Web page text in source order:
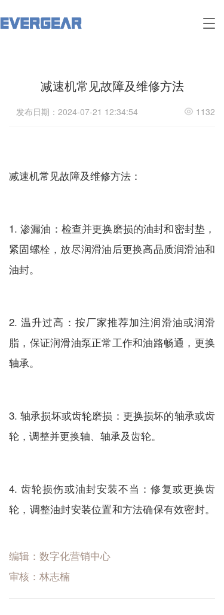
T
a
减速机常见故障及维修方法
发布日期：2024-07-21 12:34:54 1132
减速机常见故障及维修方法：
1. 渗漏油：检查并更换磨损的油封和密封垫，
紧固螺栓，放尽润滑油后更换高品质润滑油和
油封。
2. 温升过高：按厂家推荐加注润滑油或润滑
脂，保证润滑油泵正常工作和油路畅通，更换
轴承。
3. 轴承损坏或齿轮磨损：更换损坏的轴承或齿
轮，调整并更换轴、轴承及齿轮。
4. 齿轮损伤或油封安装不当：修复或更换齿
轮，调整油封安装位置和方法确保有效密封。
编辑：数字化营销中心
审核：林志楠